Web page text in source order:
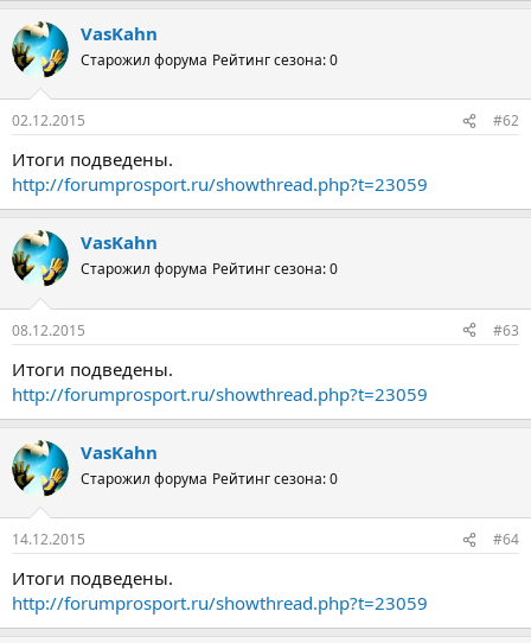
VasKahn
Старожил форума Рейтинг сезона: 0
02.12.2015 #62
Итоги подведены.
http://forumprosport.ru/showthread.php?t=23059
VasKahn
Старожил форума Рейтинг сезона: 0
08.12.2015 #63
Итоги подведены.
http://forumprosport.ru/showthread.php?t=23059
VasKahn
Старожил форума Рейтинг сезона: 0
14.12.2015 #64
Итоги подведены.
http://forumprosport.ru/showthread.php?t=23059